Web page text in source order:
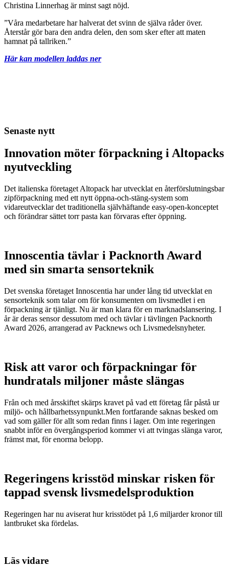
Christina Linnerhag är minst sagt nöjd.
”Våra medarbetare har halverat det svinn de själva råder över.
Återstår gör bara den andra delen, den som sker efter att maten
hamnat på tallriken.”
Här kan modellen laddas ner
Senaste nytt
Innovation möter förpackning i Altopacks
nyutveckling
Det italienska företaget Altopack har utvecklat en återförslutningsbar
zipförpackning med ett nytt öppna-och-stäng-system som
vidareutvecklar det traditionella självhäftande easy-open-konceptet
och förändrar sättet torr pasta kan förvaras efter öppning.
Innoscentia tävlar i Packnorth Award
med sin smarta sensorteknik
Det svenska företaget Innoscentia har under lång tid utvecklat en
sensorteknik som talar om för konsumenten om livsmedlet i en
förpackning är tjänligt. Nu är man klara för en marknadslansering. I
år är deras sensor dessutom med och tävlar i tävlingen Packnorth
Award 2026, arrangerad av Packnews och Livsmedelsnyheter.
Risk att varor och förpackningar för
hundratals miljoner måste slängas
Från och med årsskiftet skärps kravet på vad ett företag får påstå ur
miljö- och hållbarhetssynpunkt.Men fortfarande saknas besked om
vad som gäller för allt som redan finns i lager. Om inte regeringen
snabbt inför en övergångsperiod kommer vi att tvingas slänga varor,
främst mat, för enorma belopp.
Regeringens krisstöd minskar risken för
tappad svensk livsmedelsproduktion
Regeringen har nu aviserat hur krisstödet på 1,6 miljarder kronor till
lantbruket ska fördelas.
Läs vidare